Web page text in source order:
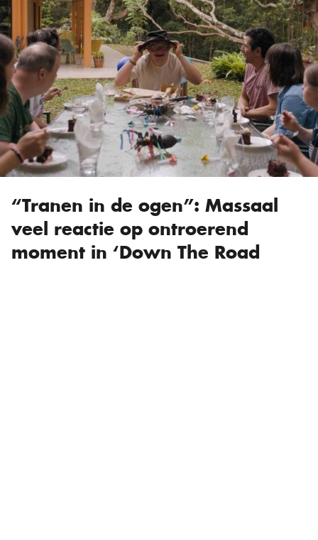
“Tranen in de ogen”: Massaal
veel reactie op ontroerend
moment in ‘Down The Road